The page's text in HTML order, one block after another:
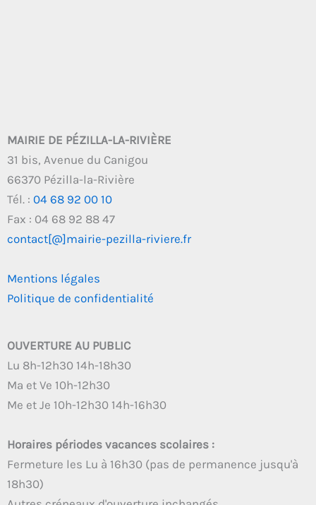
MAIRIE DE PÉZILLA-LA-RIVIÈRE
31 bis, Avenue du Canigou
66370 Pézilla-la-Rivière
Tél. : 04 68 92 00 10
Fax : 04 68 92 88 47
contact[@]mairie-pezilla-riviere.fr
Mentions légales
Politique de confidentialité
OUVERTURE AU PUBLIC
Lu 8h-12h30 14h-18h30
Ma et Ve 10h-12h30
Me et Je 10h-12h30 14h-16h30
Horaires périodes vacances scolaires :
Fermeture les Lu à 16h30 (pas de permanence jusqu'à
18h30)